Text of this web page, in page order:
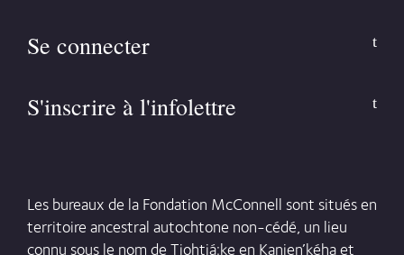
Se connecter
S'inscrire à l'infolettre
Les bureaux de la Fondation McConnell sont situés en
territoire ancestral autochtone non-cédé, un lieu
connu sous le nom de Tiohtiá:ke en Kanien’kéha et